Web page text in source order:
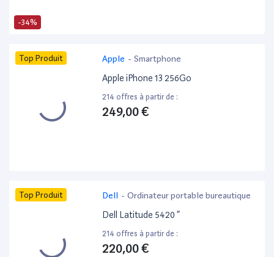
-34%
Top Produit Apple - Smartphone
Apple iPhone 13 256Go
214 offres à partir de :
249,00 €
Top Produit Dell - Ordinateur portable bureautique
Dell Latitude 5420 ”
214 offres à partir de :
220,00 €